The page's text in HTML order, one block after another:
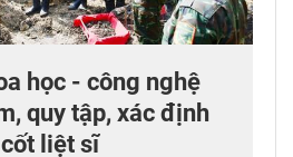
học - công nghệ
quy tập, xác định
liệt sĩ